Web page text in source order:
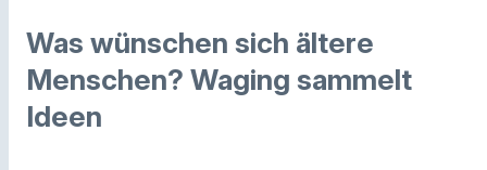
Was wünschen sich ältere
Menschen? Waging sammelt
Ideen